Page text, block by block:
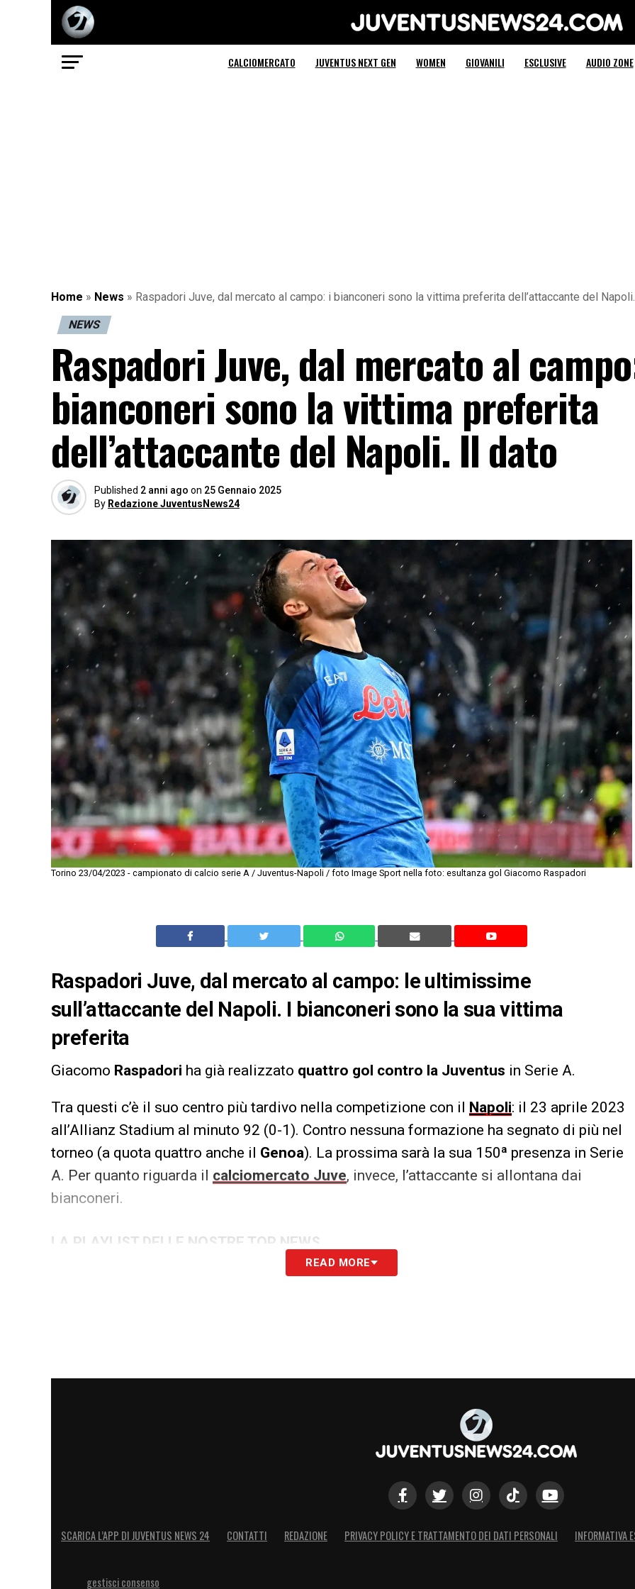
Juventus News 24
CALCIOMERCATO JUVENTUS NEXT GEN WOMEN GIOVANILI ESCLUSIVE AUDIO ZONE
Home » News » Raspadori Juve, dal mercato al campo: i bianconeri sono la vittima preferita dell’attaccante del
NEWS
Raspadori Juve, dal mercato al
bianconeri sono la vittima preferita
dell’attaccante del Napoli. Il dato
Published 2 anni ago on 25 Gennaio 2025
By Redazione JuventusNews24
Torino 23/04/2023 - campionato di calcio serie A / Juventus-Napoli / foto Image Sport nella foto: esultanza gol Giacomo Raspadori
Raspadori Juve, dal mercato al campo: le ultimissime
sull’attaccante del Napoli. I bianconeri sono la sua vittima
preferita
Giacomo Raspadori ha già realizzato quattro gol contro la Juventus in Serie A.
Tra questi c’è il suo centro più tardivo nella competizione con il Napoli: il 23 aprile 2023
all’Allianz Stadium al minuto 92 (0-1). Contro nessuna formazione ha segnato di più nel
torneo (a quota quattro anche il Genoa). La prossima sarà la sua 150ª presenza in Serie
A. Per quanto riguarda il calciomercato Juve, invece, l’attaccante si allontana dai
bianconeri.
LA PLAYLIST DELLE NOSTRE TOP NEWS
READ MORE
SCARICA L’APP DI JUVENTUS NEWS 24 CONTATTI REDAZIONE PRIVACY POLICY E TRATTAMENTO DEI DATI PERSONALI INFORMATIVA
gestisci consenso